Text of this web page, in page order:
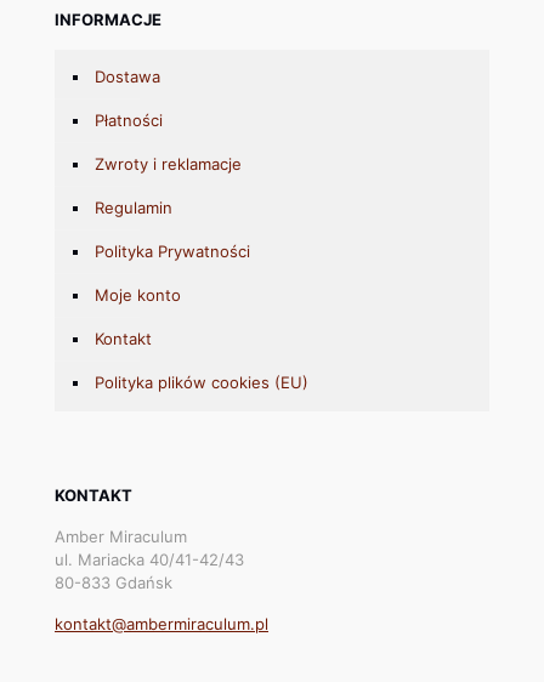
INFORMACJE
Dostawa
Płatności
Zwroty i reklamacje
Regulamin
Polityka Prywatności
Moje konto
Kontakt
Polityka plików cookies (EU)
KONTAKT
Amber Miraculum
ul. Mariacka 40/41-42/43
80-833 Gdańsk
kontakt@ambermiraculum.pl